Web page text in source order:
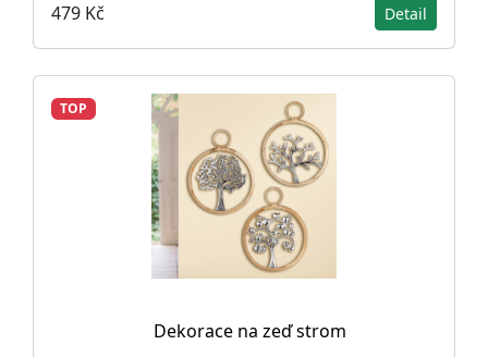
479 Kč Detail
TOP
Dekorace na zeď strom